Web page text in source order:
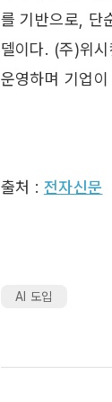
를 기반으로, 단
델이다. (주)위
운영하며 기업
출처 : 전자신문
AI 도입